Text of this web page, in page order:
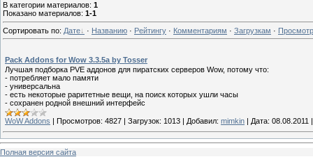
В категории материалов: 1
Показано материалов: 1-1
Сортировать по: Дате · Названию · Рейтингу · Комментариям · Загрузкам ·
Pack Addons for Wow 3.3.5a by Tosser
Лучшая подборка PVE аддонов для пиратских серверов Wow, потому что:
- потребляет мало памяти
- универсальна
- есть некоторые раритетные вещи, на поиск которых ушли часы
- сохранен родной внешний интерфейс
WoW Addons Просмотров: 4827 Загрузок: 1013 Добавил: mimkin Дата: 08.08.2011
Полная версия сайта